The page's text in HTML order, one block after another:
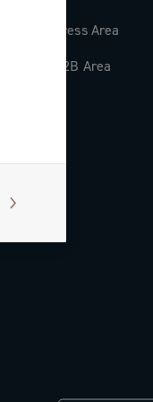
Press Area
B2B Area